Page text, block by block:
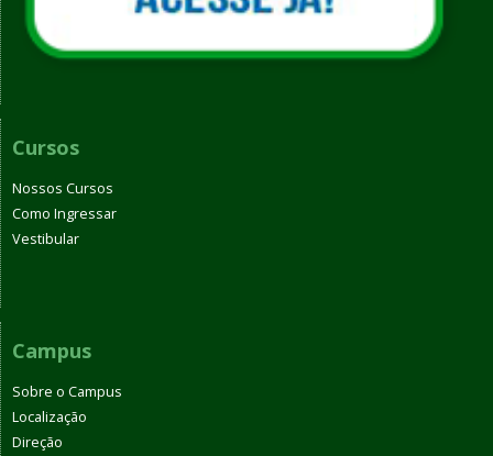
Cursos
Nossos Cursos
Como Ingressar
Vestibular
Campus
Sobre o Campus
Localização
Direção